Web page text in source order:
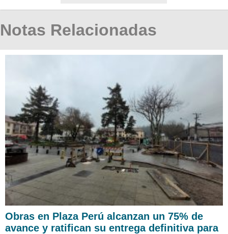
Notas Relacionadas
Obras en Plaza Perú alcanzan un 75% de
avance y ratifican su entrega definitiva para